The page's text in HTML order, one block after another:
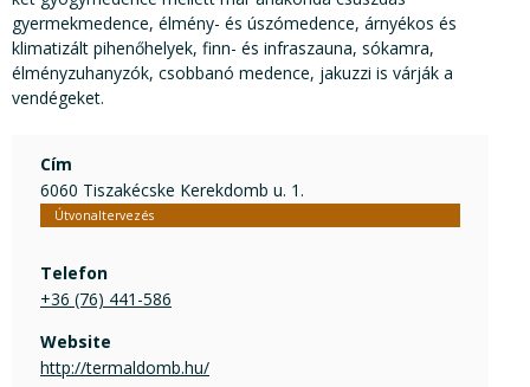
gyermekmedence, élmény- és úszómedence, árnyékos és
klimatizált pihenőhelyek, finn- és infraszauna, sókamra,
élményzuhanyzók, csobbanó medence, jakuzzi is várják a
vendégeket.
Cím
6060 Tiszakécske Kerekdomb u. 1.
Útvonaltervezés
Telefon
+36 (76) 441-586
Website
http://termaldomb.hu/